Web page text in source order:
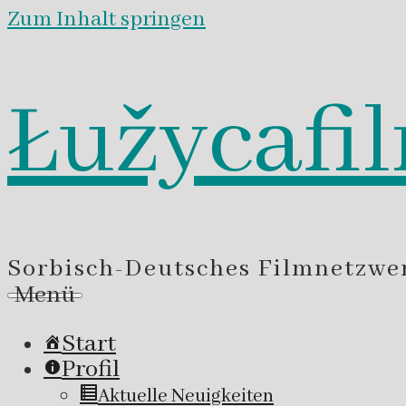
Zum Inhalt springen
Sorbisch-Deutsches
Menü
Start
Profil
Aktuelle Neuigkeiten